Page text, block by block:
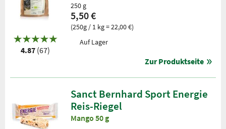
4.87 (67)
250 g
5,50 €
(250g / 1 kg = 22,00 €)
Auf Lager
Zur Produktseite
Sanct Bernhard Sport Energie
Reis-Riegel
Mango 50 g